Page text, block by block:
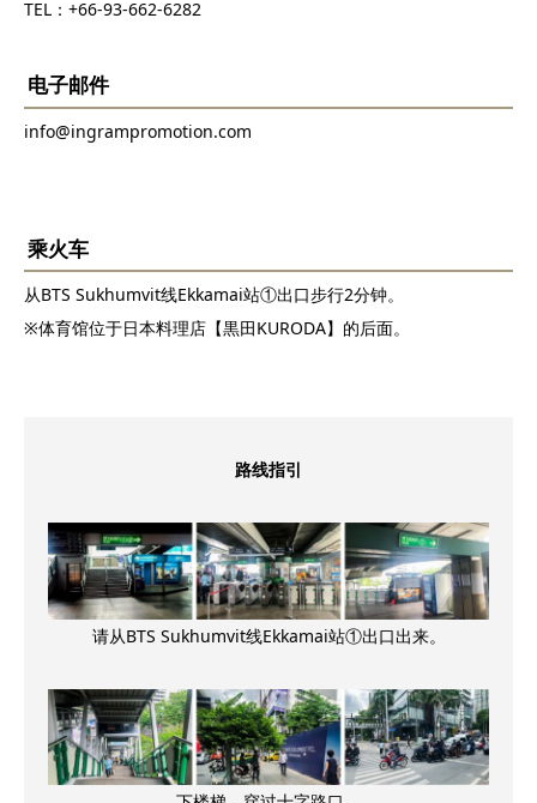
TEL：+66-93-662-6282
电子邮件
info@ingrampromotion.com
乘火车
从BTS Sukhumvit线Ekkamai站①出口步行2分钟。
※体育馆位于日本料理店【黒田KURODA】的后面。
路线指引
请从BTS Sukhumvit线Ekkamai站①出口出来。